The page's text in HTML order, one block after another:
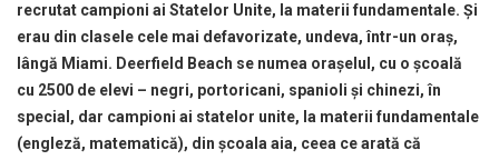
recrutat campioni ai Statelor Unite, la materii fundamentale. Şi
erau din clasele cele mai defavorizate, undeva, într-un oraş,
lângă Miami. Deerfield Beach se numea oraşelul, cu o şcoal ă
cu 2500 de elevi – negri, portoricani, spanioli şi chinezi, în
special, dar campioni ai statelor unite, la materii fundamentale
(engleză, matematică), din şcoala aia, ceea ce arată că